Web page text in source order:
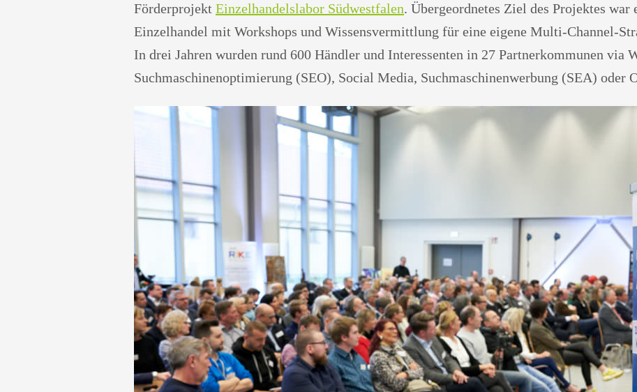
Förderprojekt Einzelhandelslabor Südwestfalen. Übergeordnetes Ziel des Projektes war
Einzelhandel mit Workshops und Wissensvermittlung für eine eigene Multi-Channel-
In drei Jahren wurden rund 600 Händler und Interessenten in 27 Partnerkommunen via
Suchmaschinenoptimierung (SEO), Social Media, Suchmaschinenwerbung (SEA) oder